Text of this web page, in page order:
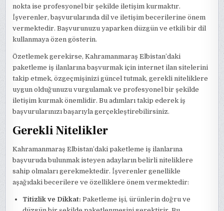
nokta ise profesyonel bir şekilde iletişim kurmaktır.
İşverenler, başvurularında dil ve iletişim becerilerine önem
vermektedir. Başvurunuzu yaparken düzgün ve etkili bir dil
kullanmaya özen gösterin.
Özetlemek gerekirse, Kahramanmaraş Elbistan’daki
paketleme iş ilanlarına başvurmak için internet ilan sitelerini
takip etmek, özgeçmişinizi güncel tutmak, gerekli niteliklere
uygun olduğunuzu vurgulamak ve profesyonel bir şekilde
iletişim kurmak önemlidir. Bu adımları takip ederek iş
başvurularınızı başarıyla gerçekleştirebilirsiniz.
Gerekli Nitelikler
Kahramanmaraş Elbistan’daki paketleme iş ilanlarına
başvuruda bulunmak isteyen adayların belirli niteliklere
sahip olmaları gerekmektedir. İşverenler genellikle
aşağıdaki becerilere ve özelliklere önem vermektedir:
Titizlik ve Dikkat: Paketleme işi, ürünlerin doğru ve